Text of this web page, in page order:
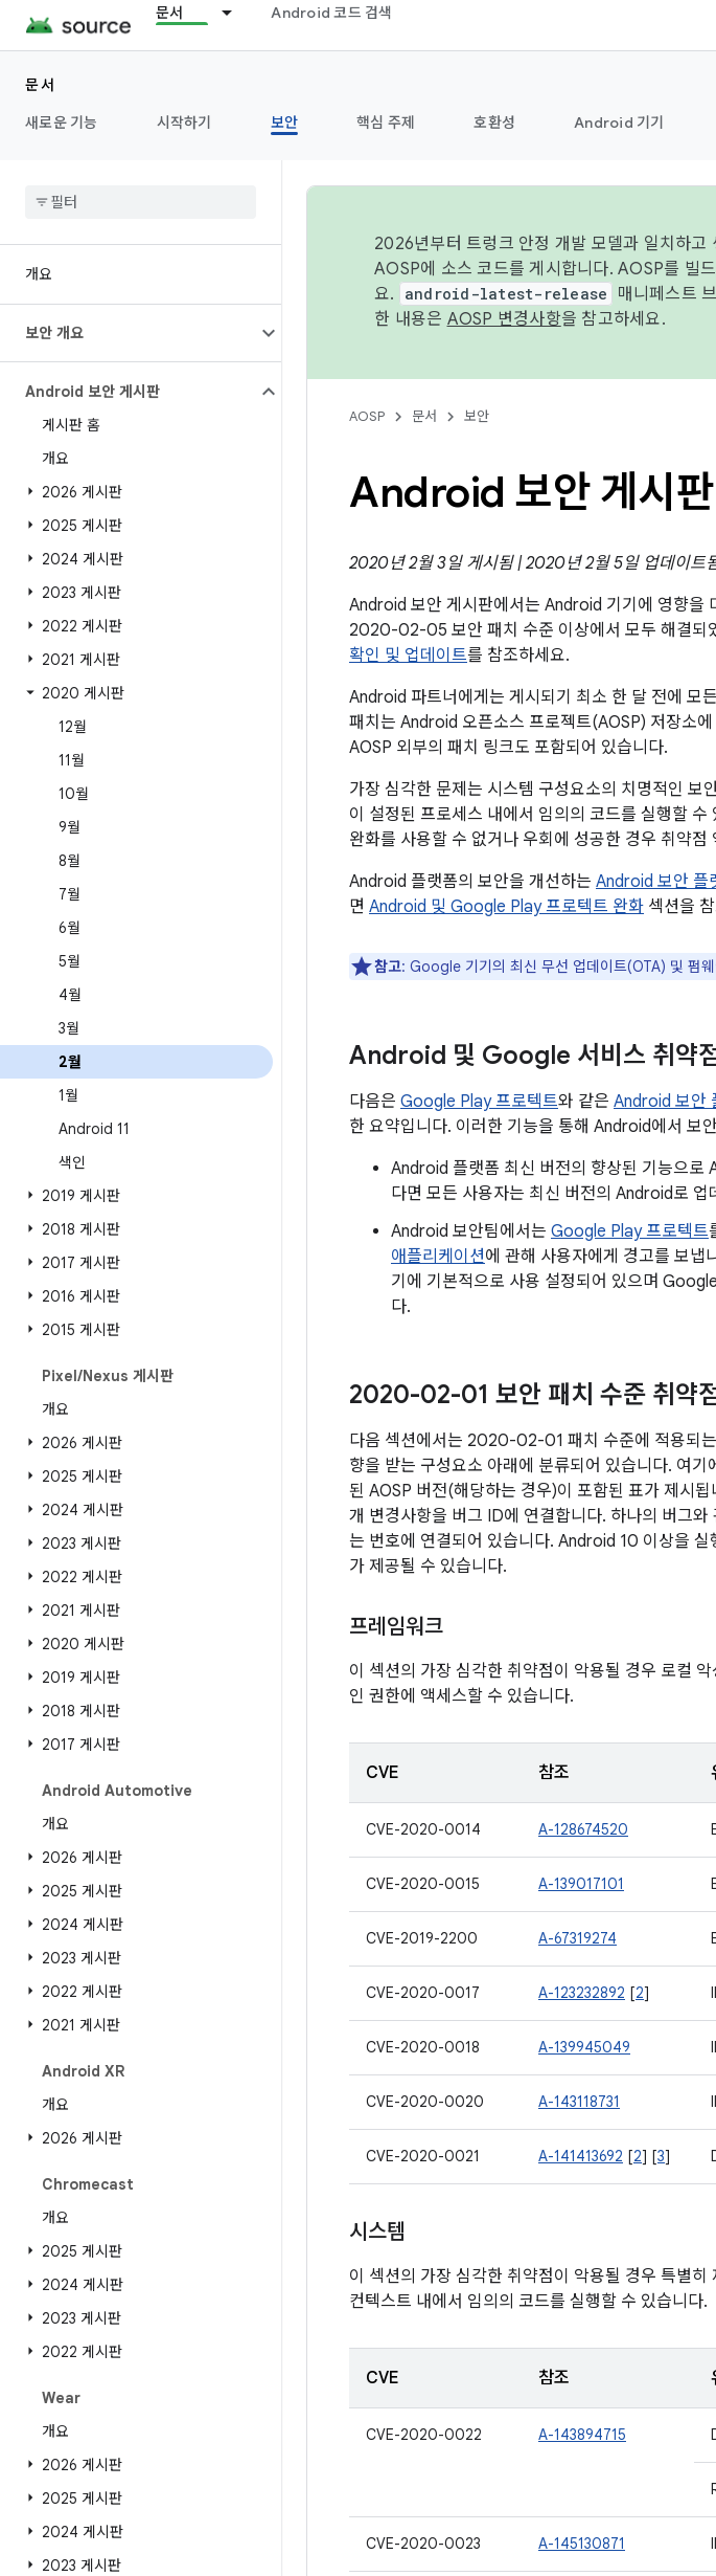
문서 Android 코드 검색
문서
새로운 기능
시작하기 보안 핵심 주제 호환성 Android 기기
개요
보안 개요
Android 보안 게시판
게시판 홈
개요
2026 게시판
2025 게시판
2024 게시판
2023 게시판
2022 게시판
2021 게시판
2020 게시판
12월
11월
10월
9월
8월
7월
6월
5월
4월
3월
2월
1월
Android 11
색인
2019 게시판
2018 게시판
2017 게시판
2016 게시판
2015 게시판
Pixel/Nexus 게시판
개요
2026 게시판
2025 게시판
2024 게시판
2023 게시판
2022 게시판
2021 게시판
2020 게시판
2019 게시판
2018 게시판
2017 게시판
Android Automotive
개요
2026 게시판
2025 게시판
2024 게시판
2023 게시판
2022 게시판
2021 게시판
Android XR
개요
2026 게시판
Chromecast
개요
2025 게시판
2024 게시판
2023 게시판
2022 게시판
Wear
개요
2026 게시판
2025 게시판
2024 게시판
2023 게시판
2026년부터 트렁크 안정 개발 모델과 일치하고
AOSP에 소스 코드를 게시합니다. AOSP를 빌
요.
android-latest-release
매니페스트
한 내용은 AOSP 변경사항을 참고하세요.
AOSP 문서 보안
Android 보안 게시
2020년 2월 3일 게시됨 | 2020년 2월 5일 업데이트
Android 보안 게시판에서는 Android 기기에 영향을
2020-02-05 보안 패치 수준 이상에서 모두 해결되
확인 및 업데이트를 참조하세요.
Android 파트너에게는 게시되기 최소 한 달 전에 모
패치는 Android 오픈소스 프로젝트(AOSP) 저장소
AOSP 외부의 패치 링크도 포함되어 있습니다.
가장 심각한 문제는 시스템 구성요소의 치명적인 보
이 설정된 프로세스 내에서 임의의 코드를 실행할 수
완화를 사용할 수 없거나 우회에 성공한 경우 취약
Android 플랫폼의 보안을 개선하는 Android 보안 플
면 Android 및 Google Play 프로텍트 완화 섹션을
참고: Google 기기의 최신 무선 업데이트(OTA) 및 펌
Android 및 Google 서비스 취약
다음은 Google Play 프로텍트와 같은 Android 보안
한 요약입니다. 이러한 기능을 통해 Android에서 보
Android 플랫폼 최신 버전의 향상된 기능으로
다면 모든 사용자는 최신 버전의 Android로 업
Android 보안팀에서는 Google Play 프로텍트
애플리케이션에 관해 사용자에게 경고를 보
기에 기본적으로 사용 설정되어 있으며
다.
2020-02-01 보안 패치 수준 취약
다음 섹션에서는 2020-02-01 패치 수준에 적용되
향을 받는 구성요소 아래에 분류되어 있습니다. 여
된 AOSP 버전(해당하는 경우)이 포함된 표가 제시
개 변경사항을 버그 ID에 연결합니다. 하나의 버그
는 번호에 연결되어 있습니다. Android 10 이상을
가 제공될 수 있습니다.
프레임워크
이 섹션의 가장 심각한 취약점이 악용될 경우 로컬
인 권한에 액세스할 수 있습니다.
CVE 참조
CVE-2020-0014 A-128674520
CVE-2020-0015 A-139017101
CVE-2019-2200 A-67319274
CVE-2020-0017 A-123232892 [2]
CVE-2020-0018 A-139945049
CVE-2020-0020 A-143118731
CVE-2020-0021 A-141413692 [2] [3]
시스템
이 섹션의 가장 심각한 취약점이 악용될 경우 특별
컨텍스트 내에서 임의의 코드를 실행할 수 있습니다.
CVE 참조
CVE-2020-0022 A-143894715
CVE-2020-0023 A-145130871